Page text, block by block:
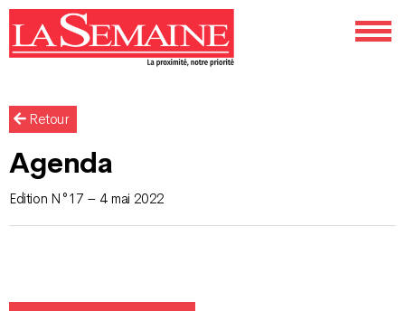
Retour
Agenda
Edition N°17 – 4 mai 2022